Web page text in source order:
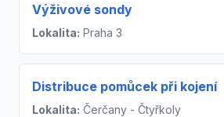
Výživové sondy
Lokalita: Praha 3
Distribuce pomůcek při kojení
Lokalita: Čerčany - Čtyřkoly